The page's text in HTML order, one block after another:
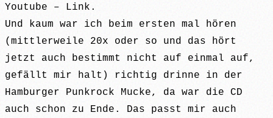
Youtube – Link.
Und kaum war ich beim ersten mal hören
(mittlerweile 20x oder so und das hört
jetzt auch bestimmt nicht auf einmal auf,
gefällt mir halt) richtig drinne in der
Hamburger Punkrock Mucke, da war die CD
auch schon zu Ende. Das passt mir auch